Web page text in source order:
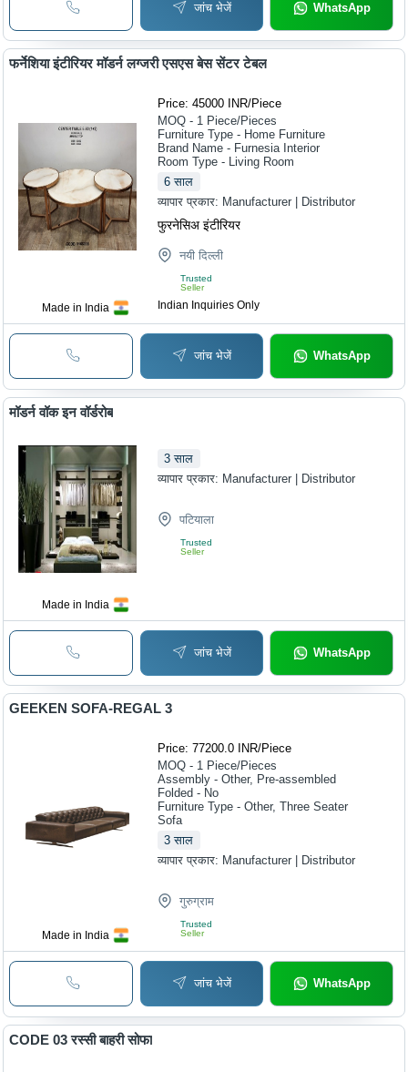
जांच भेजें WhatsApp
Made in India
फर्नेशिया इंटीरियर मॉडर्न लग्जरी एसएस बेस सेंटर टेबल
Price: 45000 INR/Piece
MOQ - 1 Piece/Pieces
Furniture Type - Home Furniture
Brand Name - Furnesia Interior
Room Type - Living Room
6 साल
व्यापार प्रकार: Manufacturer | Distributor
फुरनेसिअ इंटीरियर
नयी दिल्ली
Trusted
Seller
Indian Inquiries Only
जांच भेजें WhatsApp
Made in India
मॉडर्न वॉक इन वॉर्डरोब
3 साल
व्यापार प्रकार: Manufacturer | Distributor
पटियाला
Trusted
Seller
जांच भेजें WhatsApp
Made in India
GEEKEN SOFA-REGAL 3
Price: 77200.0 INR/Piece
MOQ - 1 Piece/Pieces
Assembly - Other, Pre-assembled
Folded - No
Furniture Type - Other, Three Seater
Sofa
3 साल
व्यापार प्रकार: Manufacturer | Distributor
गुरुग्राम
Trusted
Seller
जांच भेजें WhatsApp
CODE 03 रस्सी बाहरी सोफा